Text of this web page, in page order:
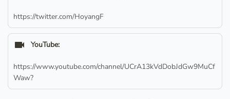
https://twitter.com/HoyangF
videocam YouTube:
https://www.youtube.com/channel/UCrA13kVdDobJdGw9MuCf
Waw?